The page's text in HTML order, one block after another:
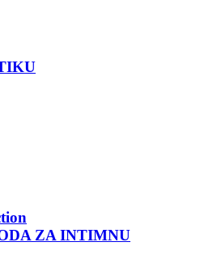
рсд.
ZA INTIMNU